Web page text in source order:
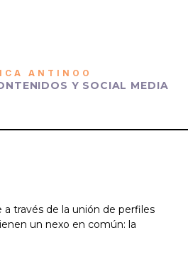
ANTINOO
Y SOCIAL MEDIA
a través de la unión de perfiles
un nexo en común: la